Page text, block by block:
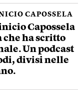
CAPOSSELA
Capossela
che ha scritto
Un podcast
divisi nelle